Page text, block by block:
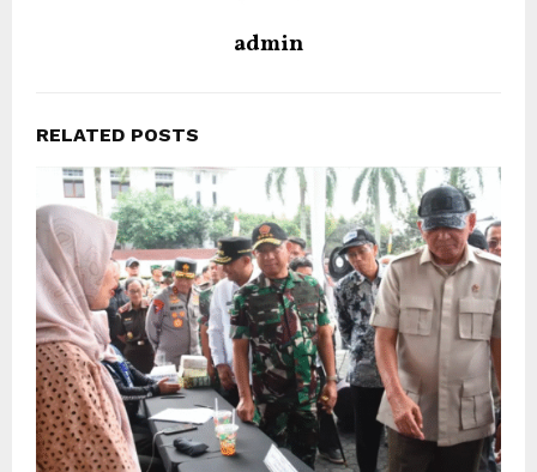
admin
RELATED POSTS